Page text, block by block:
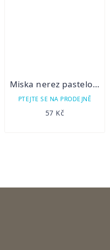
Miska nerez pastelově zelená potisk 0,55 l
PTEJTE SE NA PRODEJNĚ
57 Kč